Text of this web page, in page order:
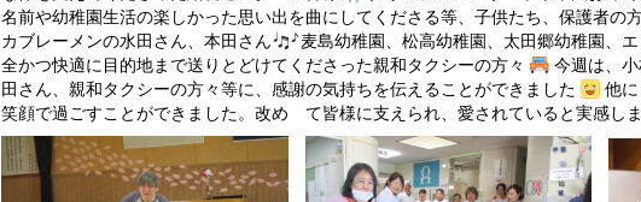
名前や幼稚園生活の楽しかった思い出を曲にしてくださる等、子供たち、保護者の
カブレーメンの水田さん、本田さん
麦島幼稚園、松高幼稚園、太田郷幼稚園、
全かつ快適に目的地まで送りとどけてくださった親和タクシーの方々
今週は、
田さん、親和タクシーの方々等に、感謝の気持ちを伝えることができました
他
笑顔で過ごすことができました。改め て皆様に支えられ、愛されていると実感し